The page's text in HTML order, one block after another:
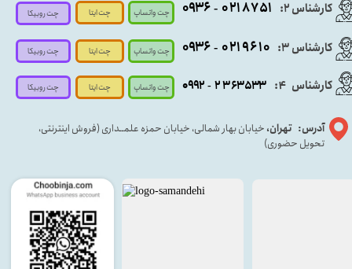
آدرس: تهران، خیابان بهار شمالی، خیابان حمزه علمــداری (فروش اینترنتی،
تحویل حضوری)
کارشناس ۳: ۰۲۱۹۶۱۰ -۰۹۳۶
کارشناس ۲: ۰۲۱۸۷۵۱ - ۰۹۳۶
کارشناس 4
: ۲۳۶۳۵۳۳ - ۰۹۹۲ چت واتساپ
چت واتساپ
چت واتساپ
چت ایتا
چت ایتا
چت ایتا
چت روبیکا
چت روبیکا
چت روبیکا